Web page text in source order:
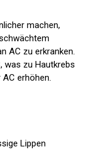
machen,
AC zu erkranken.
was zu Hautkrebs
erhöhen.
Lippen